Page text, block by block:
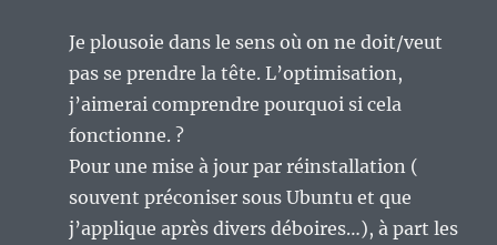
Je plousoie dans le sens où on ne doit/veut
pas se prendre la tête. L’optimisation,
j’aimerai comprendre pourquoi si cela
fonctionne. ?
Pour une mise à jour par réinstallation (
souvent préconiser sous Ubuntu et que
j’applique après divers déboires…), à part les